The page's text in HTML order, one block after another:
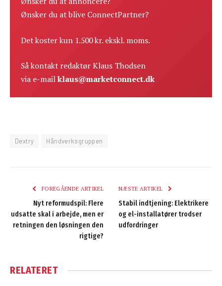
Ønsker du at blive ConnectPartner?
Det koster kun 1.500 kr. ekskl. moms.
Så kontakt redaktør Klaus Thodsen
via e-mailklaus@marketconnect.dk
Dextry Håndverksgruppen
FOREGÅENDE ARTIKEL
Nyt reformudspil: Flere
udsatte skal i arbejde, men er
retningen den løsningen den
rigtige?
NÆSTE ARTIKEL
Stabil indtjening: Elektrikere
og el-installatører trodser
udfordringer
RELATERET